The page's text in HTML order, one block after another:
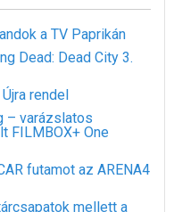
a TV Paprikán
Dead: Dead City 3.
rendel
– varázslatos
FILMBOX+ One
futamot az ARENA4
mellett a